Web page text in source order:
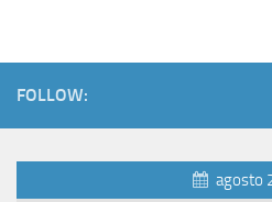
FOLLOW:
agosto